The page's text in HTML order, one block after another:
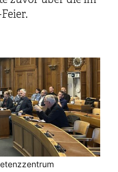
und Arbeit (AR),